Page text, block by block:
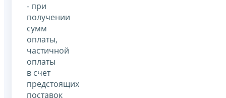
- при
получении
сумм
оплаты,
частичной
оплаты
в счет
предстоящих
поставок